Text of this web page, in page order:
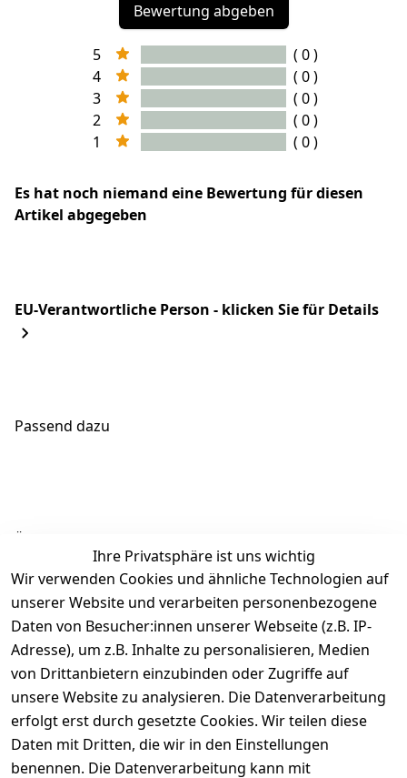
Bewertung abgeben
5
( 0 )
4
( 0 )
3
( 0 )
2
( 0 )
1
( 0 )
Es hat noch niemand eine Bewertung für diesen
Artikel abgegeben
EU-Verantwortliche Person - klicken Sie für Details
Passend dazu
Ähnliche Produkte
Ihre Privatsphäre ist uns wichtig
Wir verwenden Cookies und ähnliche Technologien auf
unserer Website und verarbeiten personenbezogene
Daten von Besucher:innen unserer Webseite (z.B. IP-
Adresse), um z.B. Inhalte zu personalisieren, Medien
von Drittanbietern einzubinden oder Zugriffe auf
unsere Website zu analysieren. Die Datenverarbeitung
erfolgt erst durch gesetzte Cookies. Wir teilen diese
Daten mit Dritten, die wir in den Einstellungen
benennen. Die Datenverarbeitung kann mit
Rechtliches
AGB
Impressum
Datenschutze
Über uns
Kontakt
Registrieren
Kataloge zum
Wir
versenden
mit
Zahle
bequem per